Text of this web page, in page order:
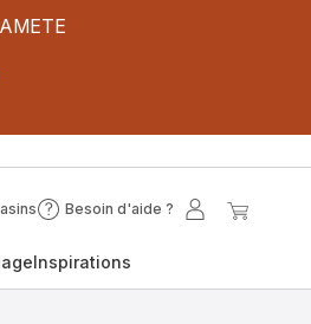
Besoin d'aide ?
Besoin
?
Mon
Inspirations